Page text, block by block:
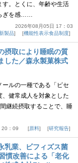
す。とくに、年齢や生活
ぎを感……
2026年08月05日 17：03
製品 機能性表示食品制度
摂取により睡眠の質
した／森永製菓株式
ルの一種である「ピセ
健常成人を対象とした
継続摂取することで、睡
20：09 原料 研究報告
乳業、ビフィズス菌
慣改善による「老化